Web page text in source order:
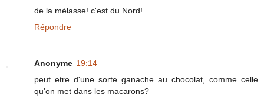
de la mélasse! c'est du Nord!
Répondre
Anonyme 19:14
peut etre d'une sorte ganache au chocolat, comme celle
qu'on met dans les macarons?